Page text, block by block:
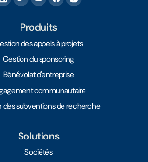
Produits
des appels à projets
Gestion du sponsoring
Bénévolat d'entreprise
communautaire
des subventions de recherche
Solutions
Sociétés